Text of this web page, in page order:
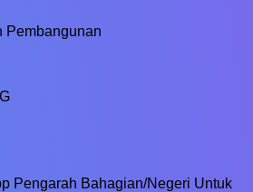
Pembangunan
Pengarah Bahagian/Negeri Untuk